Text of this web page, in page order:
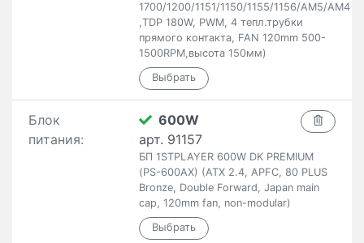
1700/1200/1151/1150/1155/1156/AM5/AM4
,TDP 180W, PWM, 4 тепл.трубки
прямого контакта, FAN 120mm 500-
1500RPM,высота 150мм)
Блок
питания:
600W
арт. 91157
БП 1STPLAYER 600W DK PREMIUM
(PS-600AX) (ATX 2.4, APFC, 80 PLUS
Bronze, Double Forward, Japan main
cap, 120mm fan, non-modular)